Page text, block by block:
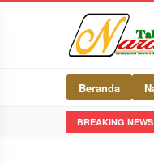
Beranda
BREAKING NEWS